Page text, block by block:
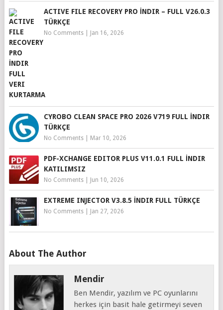
ACTIVE FILE RECOVERY PRO İNDIR – FULL V26.0.3
TÜRKÇE
No Comments| Jan 16, 2026
CYROBO CLEAN SPACE PRO 2026 V719 FULL İNDIR
TÜRKÇE
No Comments| Mar 10, 2026
PDF-XCHANGE EDITOR PLUS V11.0.1 FULL İNDIR
KATILIMSIZ
No Comments| Jun 10, 2026
EXTREME INJECTOR V3.8.5 İNDIR FULL TÜRKÇE
No Comments| Jan 27, 2026
About The Author
Mendir
Ben Mendir, yazılım ve PC oyunlarını
herkes için basit hale getirmeyi seven